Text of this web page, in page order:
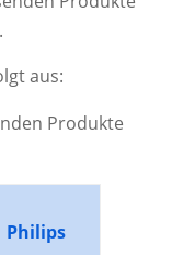
aus:
Produkte
Philips